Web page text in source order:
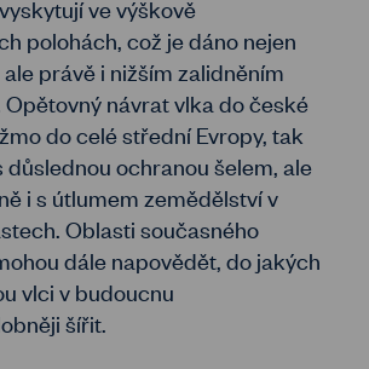
ve výškově
polohách, což je dáno nejen
právě i nižším zalidněním
návrat vlka do české
do celé střední Evropy, tak
důslednou ochranou šelem, ale
i s útlumem zemědělství v
Oblasti současného
dále napovědět, do jakých
vlci v budoucnu
šířit.